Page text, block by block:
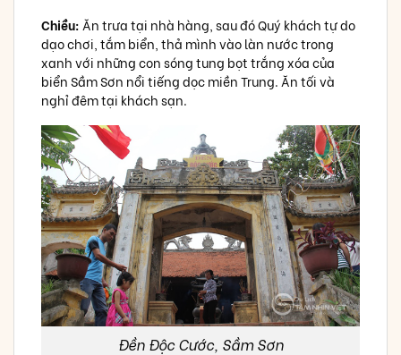
Chiều: Ăn trưa tại nhà hàng, sau đó Quý khách tự do
dạo chơi, tắm biển, thả mình vào làn nước trong
xanh với những con sóng tung bọt trắng xóa của
biển Sầm Sơn nổi tiếng dọc miền Trung. Ăn tối và
nghỉ đêm tại khách sạn.
Đền Độc Cước, Sầm Sơn